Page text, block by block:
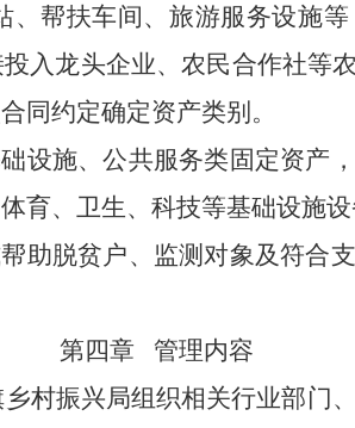
帮扶车间、旅游服务设施
入龙头企业、农民合作社等
同约定确定资产类别。
设施、公共服务类固定资产
育、卫生、科技等基础设施设
助脱贫户、监测对象及符合
第四章
管理内容
村振兴局组织相关行业部门